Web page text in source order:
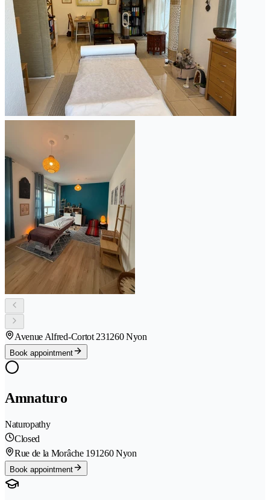
Avenue Alfred-Cortot 231260 Nyon
Book appointment
Amnaturo
Naturopathy
Closed
Rue de la Morâche 191260 Nyon
Book appointment